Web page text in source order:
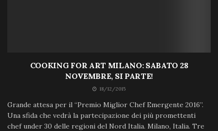
COOKING FOR ART MILANO: SABATO 28
NOVEMBRE, SI PARTE!
18/12/2015
Grande attesa per il “Premio Miglior Chef Emergente 2016”.
Una sfida che vedrà la partecipazione dei più promettenti
chef under 30 delle regioni del Nord Italia. Milano, Italia. Tre